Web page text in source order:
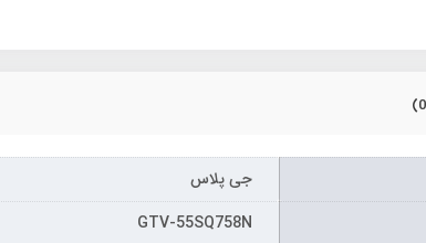
جی پلاس
GTV-55SQ758N